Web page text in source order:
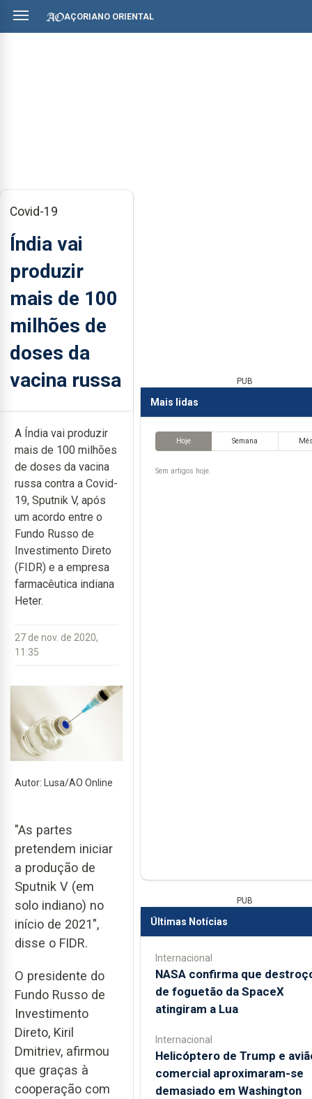
AÇORIANO ORIENTAL
Covid-19
Índia vai
produzir
mais de 100
milhões de
doses da
vacina russa
A Índia vai produzir
mais de 100 milhões
de doses da vacina
russa contra a Covid-
19, Sputnik V, após
um acordo entre o
Fundo Russo de
Investimento Direto
(FIDR) e a empresa
farmacêutica indiana
Heter.
27 de nov. de 2020,
11:35
Autor: Lusa/AO Online
"As partes
pretendem iniciar
a produção de
Sputnik V (em
solo indiano) no
início de 2021",
disse o FIDR.
O presidente do
Fundo Russo de
Investimento
Direto, Kiril
Dmitriev, afirmou
que graças à
cooperação com
PUB
Mais lidas
Hoje Semana
Sem artigos hoje.
PUB
Últimas Notícias
Internacional
NASA confirma que
de foguetão da SpaceX
atingiram a Lua
Internacional
Helicóptero de Trump e
comercial aproximaram-se
demasiado em Washington